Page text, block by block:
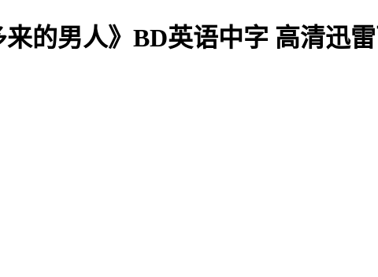
的男人》BD英语中字 高清迅